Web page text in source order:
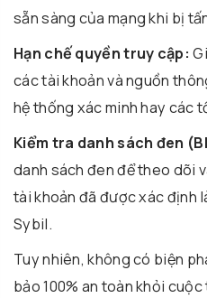
sẵn sàng của mạng khi bị
Hạn chế quyền truy cập:
các tài khoản và nguồn
hệ thống xác minh hay các
Kiểm tra danh sách đen
danh sách đen để theo dõi
tài khoản đã được xác định
Sybil.
Tuy nhiên, không có biện
bảo 100% an toàn khỏi